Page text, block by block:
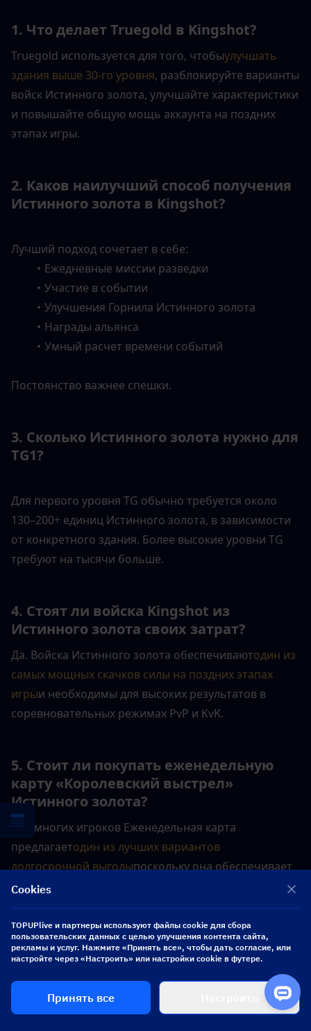
1. Что делает Truegold в Kingshot?
Truegold используется для того, чтобыулучшать
здания выше 30-го уровня, разблокируйте варианты
войск Истинного золота, улучшайте характеристики
и повышайте общую мощь аккаунта на поздних
этапах игры.
2. Каков наилучший способ получения
Истинного золота в Kingshot?
Лучший подход сочетает в себе:
Ежедневные миссии разведки
Участие в событии
Улучшения Горнила Истинного золота
Награды альянса
Умный расчет времени событий
Постоянство важнее спешки.
3. Сколько Истинного золота нужно для
TG1?
Для первого уровня TG обычно требуется около
130–200+ единиц Истинного золота, в зависимости
от конкретного здания. Более высокие уровни TG
требуют на тысячи больше.
4. Стоят ли войска Kingshot из
Истинного золота своих затрат?
Да. Войска Истинного золота обеспечиваютодин из
самых мощных скачков силы на поздних этапах
игрыи необходимы для высоких результатов в
соревновательных режимах PvP и KvK.
5. Стоит ли покупать еженедельную
карту «Королевский выстрел»
Истинного золота?
Для многих игроков Еженедельная карта
предлагаетодин из лучших вариантов
долгосрочной выгодыпоскольку она обеспечивает
стабильный доход TG с течением времени вместо
разового бонуса.
6. Какие наборы Истинного золота
(Truegold) в Kingshot самые лучшие?
Cookies
TOPUPlive и партнеры используют файлы cookie для сбора
пользовательских данных с целью улучшения контента сайта,
рекламы и услуг. Нажмите «Принять все», чтобы дать согласие, или
настройте через «Настроить» или настройки cookie в футере.
Принять все